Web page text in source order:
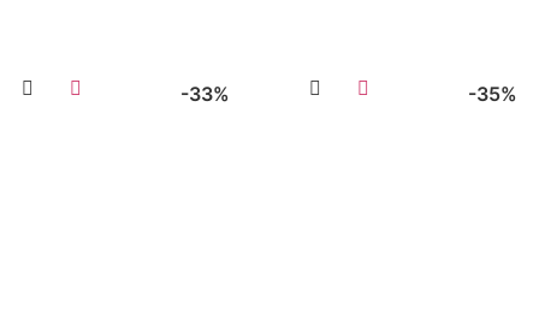
-33% -35%